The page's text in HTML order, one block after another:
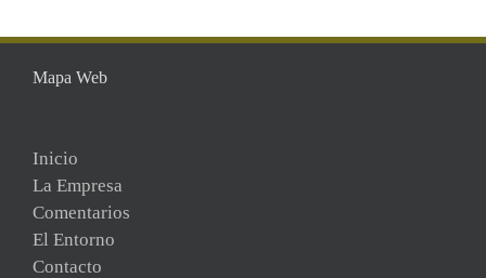
Mapa Web
Inicio
La Empresa
Comentarios
El Entorno
Contacto